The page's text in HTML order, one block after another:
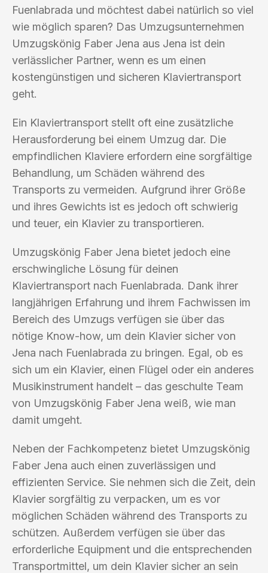
Fuenlabrada und möchtest dabei natürlich so viel
wie möglich sparen? Das Umzugsunternehmen
Umzugskönig Faber Jena aus Jena ist dein
verlässlicher Partner, wenn es um einen
kostengünstigen und sicheren Klaviertransport
geht.
Ein Klaviertransport stellt oft eine zusätzliche
Herausforderung bei einem Umzug dar. Die
empfindlichen Klaviere erfordern eine sorgfältige
Behandlung, um Schäden während des
Transports zu vermeiden. Aufgrund ihrer Größe
und ihres Gewichts ist es jedoch oft schwierig
und teuer, ein Klavier zu transportieren.
Umzugskönig Faber Jena bietet jedoch eine
erschwingliche Lösung für deinen
Klaviertransport nach Fuenlabrada. Dank ihrer
langjährigen Erfahrung und ihrem Fachwissen im
Bereich des Umzugs verfügen sie über das
nötige Know-how, um dein Klavier sicher von
Jena nach Fuenlabrada zu bringen. Egal, ob es
sich um ein Klavier, einen Flügel oder ein anderes
Musikinstrument handelt – das geschulte Team
von Umzugskönig Faber Jena weiß, wie man
damit umgeht.
Neben der Fachkompetenz bietet Umzugskönig
Faber Jena auch einen zuverlässigen und
effizienten Service. Sie nehmen sich die Zeit, dein
Klavier sorgfältig zu verpacken, um es vor
möglichen Schäden während des Transports zu
schützen. Außerdem verfügen sie über das
erforderliche Equipment und die entsprechenden
Transportmittel, um dein Klavier sicher an sein